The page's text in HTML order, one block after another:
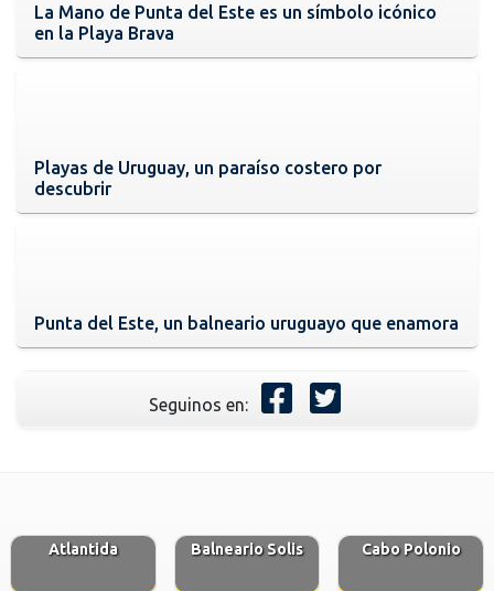
La Mano de Punta del Este es un símbolo icónico
en la Playa Brava
Playas de Uruguay, un paraíso costero por
descubrir
Punta del Este, un balneario uruguayo que enamora
Seguinos en:
Atlantida Balneario Solis Cabo Polonio